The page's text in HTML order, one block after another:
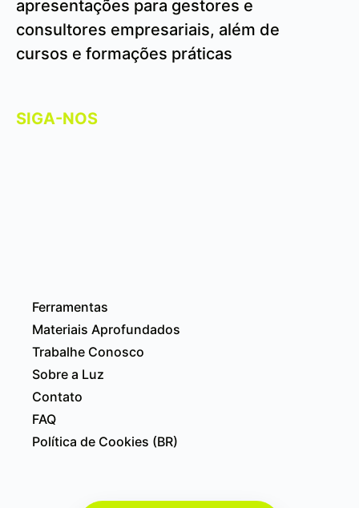
apresentações para gestores e
consultores empresariais, além de
cursos e formações práticas
SIGA-NOS
Ferramentas
Materiais Aprofundados
Trabalhe Conosco
Sobre a Luz
Contato
FAQ
Política de Cookies (BR)